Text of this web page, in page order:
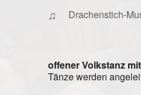
♫ Drachenstich-
offener Volkstanz
Tänze werden